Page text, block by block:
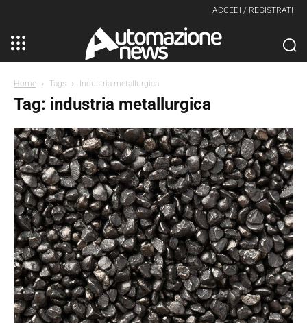
ACCEDI / REGISTRATI
Home Tags Industria metallurgica
Tag: industria metallurgica